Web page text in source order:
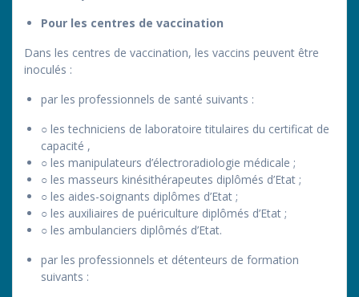
Pour les centres de vaccination
Dans les centres de vaccination, les vaccins peuvent être
inoculés :
par les professionnels de santé suivants :
○ les techniciens de laboratoire titulaires du certificat de
capacité ,
○ les manipulateurs d’électroradiologie médicale ;
○ les masseurs kinésithérapeutes diplômés d’Etat ;
○ les aides-soignants diplômes d’Etat ;
○ les auxiliaires de puériculture diplômés d’Etat ;
○ les ambulanciers diplômés d’Etat.
par les professionnels et détenteurs de formation
suivants :